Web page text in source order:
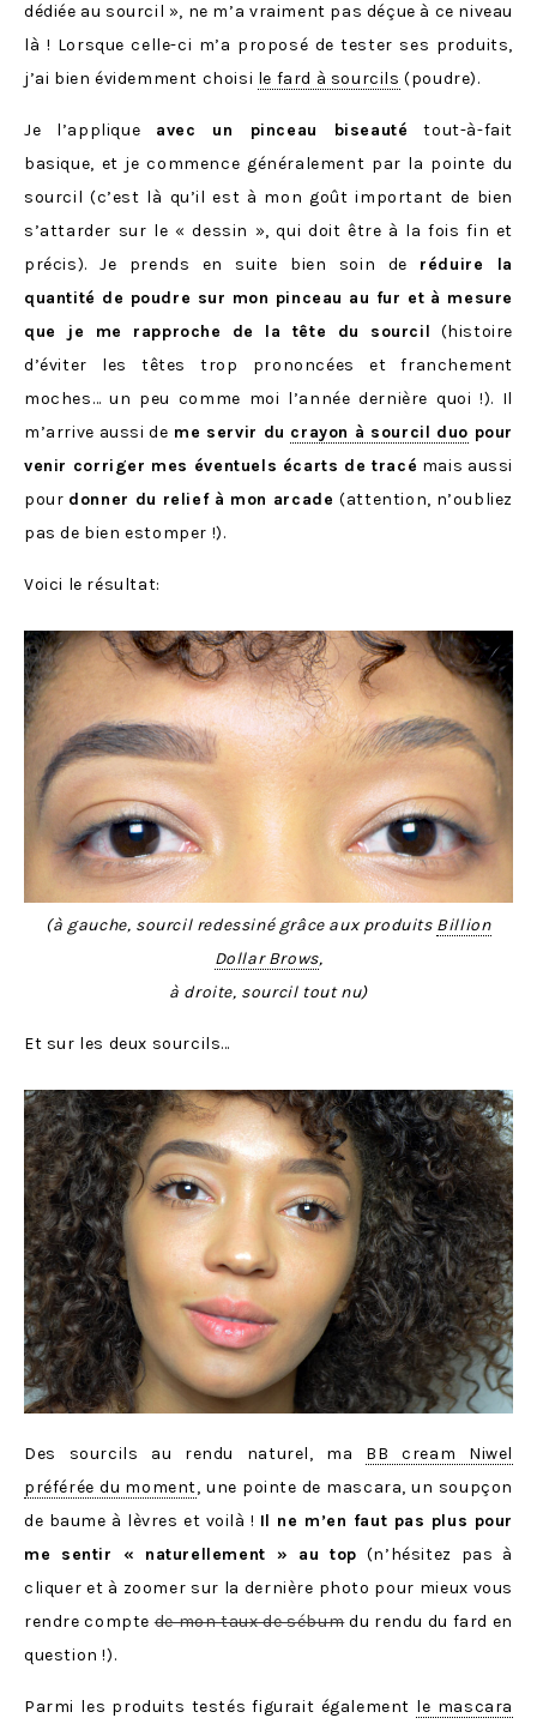
dédiée au sourcil », ne m’a vraiment pas déçue à ce niveau
là ! Lorsque celle-ci m’a proposé de tester ses produits,
j’ai bien évidemment choisi le fard à sourcils (poudre).
Je l’applique avec un pinceau biseauté tout-à-fait
basique, et je commence généralement par la pointe du
sourcil (c’est là qu’il est à mon goût important de bien
s’attarder sur le « dessin », qui doit être à la fois fin et
précis). Je prends en suite bien soin de réduire la
quantité de poudre sur mon pinceau au fur et à mesure
que je me rapproche de la tête du sourcil (histoire
d’éviter les têtes trop prononcées et franchement
moches… un peu comme moi l’année dernière quoi !). Il
m’arrive aussi de me servir du crayon à sourcil duo pour
venir corriger mes éventuels écarts de tracé mais aussi
pour donner du relief à mon arcade(attention, n’oubliez
pas de bien estomper !).
Voici le résultat:
(à gauche, sourcil redessiné grâce aux produits Billion
Dollar Brows,
à droite, sourcil tout nu)
Et sur les deux sourcils…
Des sourcils au rendu naturel, ma BB cream Niwel
préférée du moment, une pointe de mascara, un soupçon
de baume à lèvres et voilà ! Il ne m’en faut pas plus pour
me sentir « naturellement » au top (n’hésitez pas à
cliquer et à zoomer sur la dernière photo pour mieux vous
rendre comptede mon taux de sébumdu rendu du fard en
question !).
Parmi les produits testés figurait également le mascara